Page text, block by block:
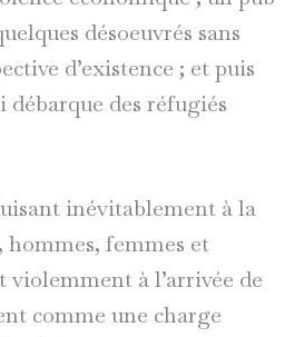
désoeuvrés sans
d’existence ; et puis
des réfugiés
inévitablement à la
hommes, femmes et
violemment à l’arrivée de
comme une charge